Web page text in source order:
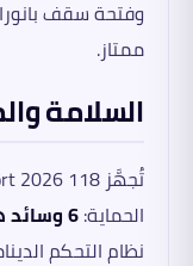
وفتحة سقف
ممتاز.
السلامة
الحماية:6 وسائد هوائية